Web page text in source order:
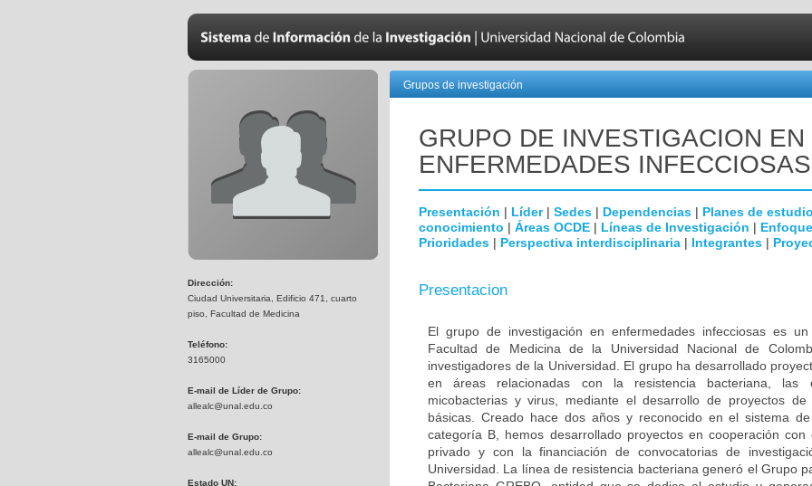
Dirección:
Ciudad Universitaria, Edificio 471, cuarto
piso, Facultad de Medicina
Teléfono:
3165000
E-mail de Líder de Grupo:
allealc@unal.edu.co
E-mail de Grupo:
allealc@unal.edu.co
Estado UN:
Grupos de investigación
GRUPO DE INVESTIGACION EN
ENFERMEDADES INFECCIOSAS
Presentación | Líder| Sedes | Dependencias | Planes de
conocimiento | Áreas OCDE | Líneas de Investigación |
Prioridades | Perspectiva interdisciplinaria | Integrantes |
Presentacion
El grupo de investigación en enfermedades infecciosas es
Facultad de Medicina de la Universidad Nacional de
investigadores de la Universidad. El grupo ha desarrollado
en áreas relacionadas con la resistencia bacteriana, las
micobacterias y virus, mediante el desarrollo de proyectos
básicas. Creado hace dos años y reconocido en el sistema
categoría B, hemos desarrollado proyectos en cooperación
privado y con la financiación de convocatorias de
Universidad. La línea de resistencia bacteriana generó el Grupo